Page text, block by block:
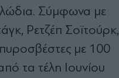
Σύμφωνα με
Ρετζέπ Σοϊτούρκ,
με 100
τα τέλη Ιουνίου